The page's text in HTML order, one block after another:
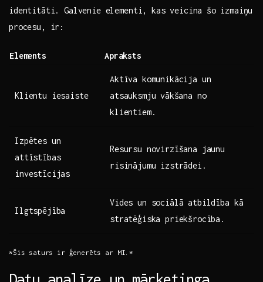
identitāti. Galvenie ​elementi, kas veicina⁤ šo ⁤izmaiņu
procesu, ir:
Elements Apraksts
Klientu ‌iesaiste
Aktīva komunikācija un
atsauksmju ⁢vākšana no
klientiem.
Izpētes un⁣
attīstības
investīcijas
Resursu novirzīšana jaunu
risinājumu izstrādei.
Ilgtspējība
Vides un sociālā atbildība kā
stratēģiska ​priekšrocība.
*Šis saturs‍ ir ģenerēts ar​ MI.*